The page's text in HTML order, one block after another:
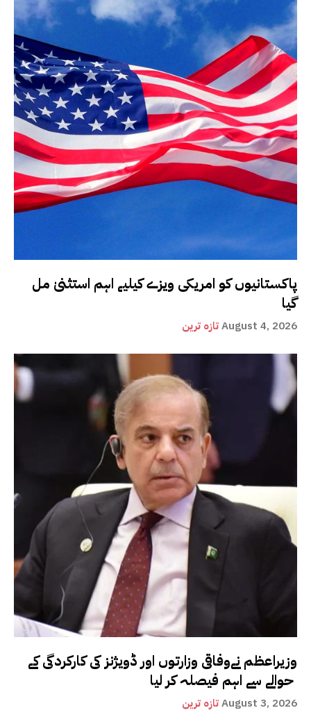
پاکستانیوں کو امریکی ویزے کیلیے اہم استثنیٰ مل
گیا
تازہ ترینAugust 4, 2026
وزیراعظم نےوفاقی وزارتوں اور ڈویژنز کی کارکردگی کے
تازہ ترینAugust 3, 2026